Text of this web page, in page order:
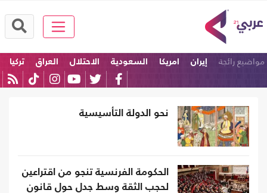
مواضيع رائجة إيران امريكا السعودية الاحتلال العراق تركيا
نحو الدولة التأسيسية
الحكومة الفرنسية تنجو من اقتراعين
لحجب الثقة وسط جدل حول قانون